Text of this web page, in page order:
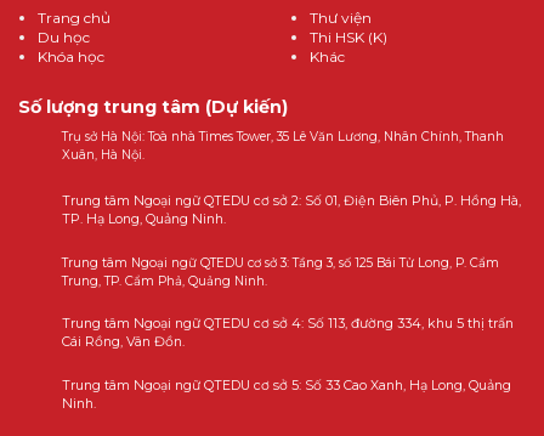
Trang chủ
Du học
Khóa học
Thư viện
Thi HSK (K)
Khác
Số lượng trung tâm (Dự kiến)
Trụ sở Hà Nội: Toà nhà Times Tower, 35 Lê Văn Lương, Nhân Chính, Thanh
Xuân, Hà Nội.
Trung tâm Ngoại ngữ QTEDU cơ sở 2: Số 01, Điện Biên Phủ, P. Hồng Hà,
TP. Hạ Long, Quảng Ninh.
Trung tâm Ngoại ngữ QTEDU cơ sở 3: Tầng 3, số 125 Bái Tử Long, P. Cẩm
Trung, TP. Cẩm Phả, Quảng Ninh.
Trung tâm Ngoại ngữ QTEDU cơ sở 4: Số 113, đường 334, khu 5 thị trấn
Cái Rồng, Vân Đồn.
Trung tâm Ngoại ngữ QTEDU cơ sở 5: Số 33 Cao Xanh, Hạ Long, Quảng
Ninh.